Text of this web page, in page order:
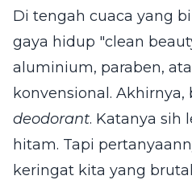
Di tengah cuaca yang
gaya hidup "clean
aluminium, paraben,
konvensional.
deodorant. Katanya sih
hitam. Tapi
keringat kita yang